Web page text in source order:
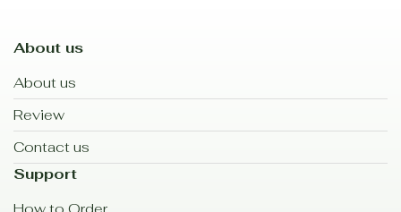
About us
About us
Review
Contact us
Support